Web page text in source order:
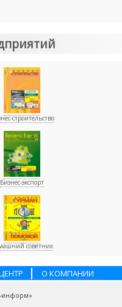
строительство
Бизнес-экспорт
советник
О КОМПАНИИ
информ»